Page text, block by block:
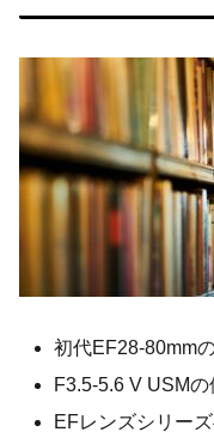
初代EF28-80mm
F3.5-5.6 V USM
EFレンズシリー